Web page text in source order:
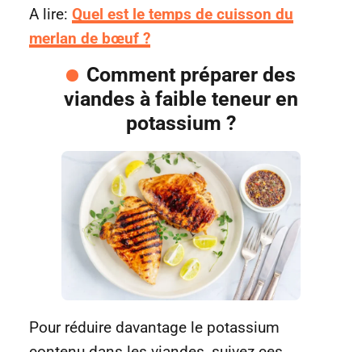
A lire: Quel est le temps de cuisson du
merlan de bœuf ?
Comment préparer des
viandes à faible teneur en
potassium ?
Pour réduire davantage le potassium